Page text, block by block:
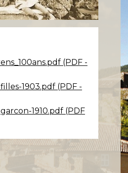
(PDF -
1903.pdf (PDF -
1910.pdf (PDF